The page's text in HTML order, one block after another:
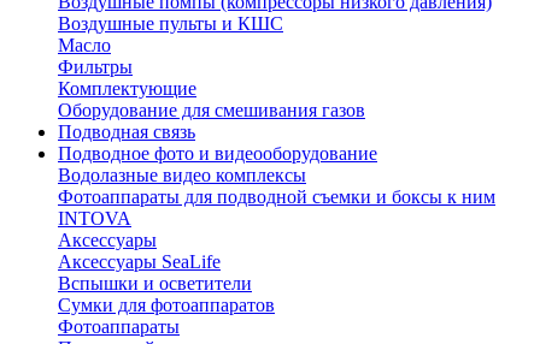
Воздушные пульты и КШС
Масло
Фильтры
Комплектующие
Оборудование для смешивания газов
Подводная связь
Подводное фото и видеооборудование
Водолазные видео комплексы
Фотоаппараты для подводной съемки и боксы к ним
INTOVA
Аксессуары
Аксессуары SeaLife
Вспышки и осветители
Сумки для фотоаппаратов
Фотоаппараты